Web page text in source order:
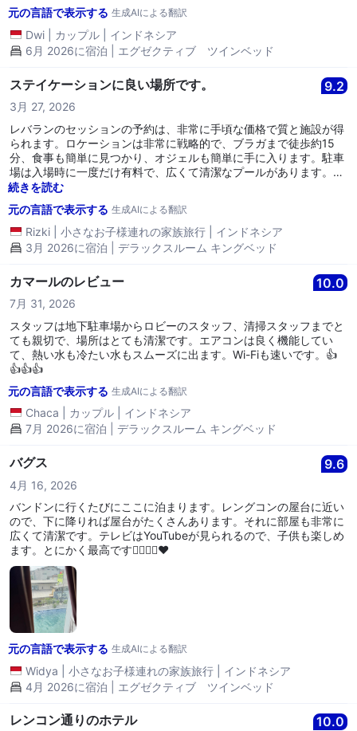
元の言語で表示する 生成AIによる翻訳
Dwi カップル
インドネシア
6月 2026に宿泊 | エグゼクティブ ツインベッド
ステイケーションに良い場所です。 9.2
3月 27, 2026
レバランのセッションの予約は、非常に手頃な価格で質と施設が得
られます。ロケーションは非常に戦略的で、ブラガまで徒歩約15
分、食事も簡単に見つかり、オジェルも簡単に手に入ります。駐車
場は入場時に一度だけ有料で、広くて清潔なプールがあります。部
屋も清潔で香りがよく快適です。アメニティも完備されており、ス
タッフはフレンドリーでとても親切です。次回もバンドンに行く際
にはここに泊まるつもりです。ありがとうございます。
続きを読む
元の言語で表示する 生成AIによる翻訳
Rizki 小さなお子様連れの家族旅行
インドネシア
3月 2026に宿泊 | デラックスルーム キングベッド
カマールのレビュー 10.0
7月 31, 2026
スタッフは地下駐車場からロビーのスタッフ、清掃スタッフまでと
ても親切で、場所はとても清潔です。エアコンは良く機能してい
て、熱い水も冷たい水もスムーズに出ます。Wi-Fiも速いです。👍
👍👍👍
元の言語で表示する 生成AIによる翻訳
Chaca カップル
インドネシア
7月 2026に宿泊 | デラックスルーム キングベッド
バグス 9.6
4月 16, 2026
バンドンに行くたびにここに泊まります。レングコンの屋台に近い
ので、下に降りれば屋台がたくさんあります。それに部屋も非常に
広くて清潔です。テレビはYouTubeが見られるので、子供も楽しめ
ます。とにかく最高です👍🏻👍🏻❤️
元の言語で表示する 生成AIによる翻訳
Widya 小さなお子様連れの家族旅行
インドネシア
4月 2026に宿泊 | エグゼクティブ ツインベッド
レンコン通りのホテル 10.0